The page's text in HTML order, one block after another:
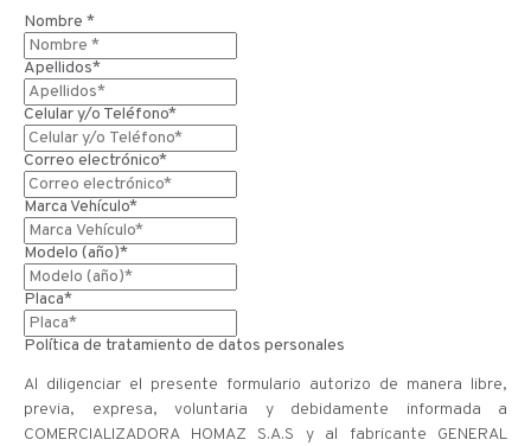
Nombre *
Apellidos*
Celular y/o Teléfono*
Correo electrónico*
Marca Vehículo*
Modelo (año)*
Placa*
Política de tratamiento de datos personales
Al diligenciar el presente formulario autorizo de manera libre,
previa, expresa, voluntaria y debidamente informada a
COMERCIALIZADORA HOMAZ S.A.S y al fabricante GENERAL